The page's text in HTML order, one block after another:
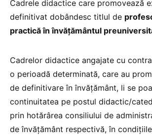
Cadrele didactice care promovează
definitivat dobândesc titlul de
practică în învăţământul
Cadrelor didactice angajate cu
o perioadă determinată, care au
de definitivare în învăţământ, li se
continuitatea pe postul didactic/
prin hotărârea consiliului de
de învăţământ respectivă, în